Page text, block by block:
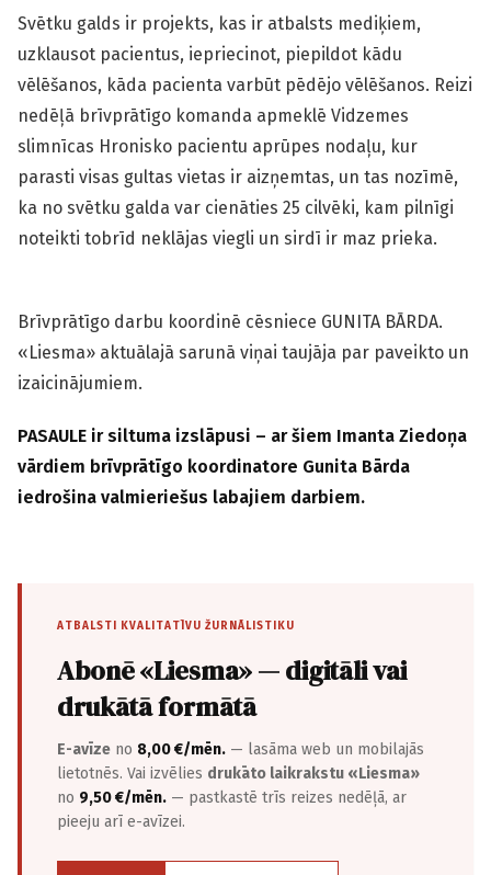
Svētku galds ir projekts, kas ir atbalsts mediķiem,
uzklausot pacientus, iepriecinot, piepildot kādu
vēlēšanos, kāda pacienta varbūt pēdējo vēlēšanos. Reizi
nedēļā brīvprātīgo komanda apmeklē Vidzemes
slimnīcas Hronisko pacientu aprūpes nodaļu, kur
parasti visas gultas vietas ir aizņemtas, un tas nozīmē,
ka no svētku galda var cienāties 25 cilvēki, kam pilnīgi
noteikti tobrīd neklājas viegli un sirdī ir maz prieka.
Brīvprātīgo darbu koordinē cēsniece GUNITA BĀRDA.
«Liesma» aktuālajā sarunā viņai taujāja par paveikto un
izaicinājumiem.
PASAULE ir siltuma izslāpusi – ar šiem Imanta Ziedoņa
vārdiem brīvprātīgo koordinatore Gunita Bārda
iedrošina valmieriešus labajiem darbiem.
ATBALSTI KVALITATĪVU ŽURNĀLISTIKU
Abonē «Liesma» — digitāli vai
drukātā formātā
E-avīze no 8,00 €/mēn. — lasāma web un mobilajās
lietotnēs. Vai izvēlies drukāto laikrakstu «Liesma»
no 9,50 €/mēn. — pastkastē trīs reizes nedēļā, ar
pieeju arī e-avīzei.